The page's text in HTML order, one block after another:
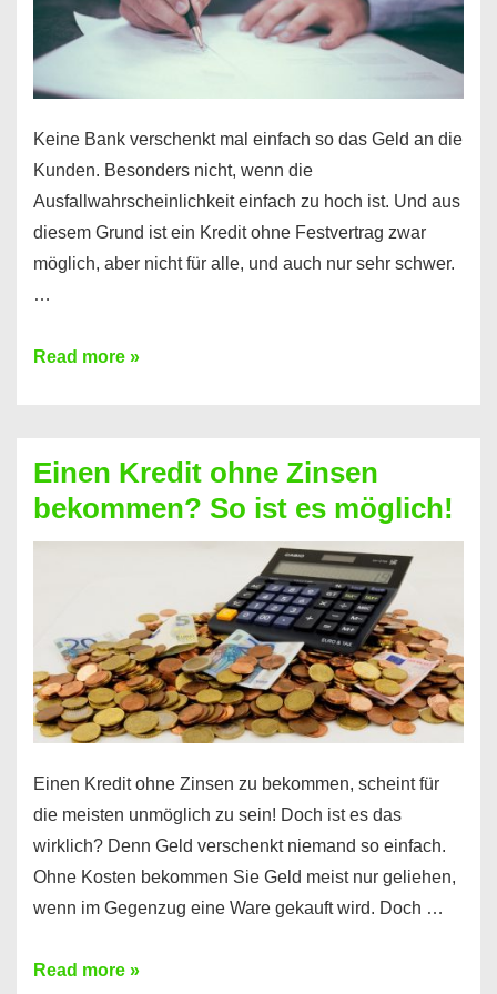
möglich!
Keine Bank verschenkt mal einfach so das Geld an die
Kunden. Besonders nicht, wenn die
Ausfallwahrscheinlichkeit einfach zu hoch ist. Und aus
diesem Grund ist ein Kredit ohne Festvertrag zwar
möglich, aber nicht für alle, und auch nur sehr schwer.
…
Ist
Festvertrag
für
jeden
erfahren
Sie
es
Read more »
Einen Kredit ohne Zinsen
bekommen? So ist es möglich!
Einen Kredit ohne Zinsen zu bekommen, scheint für
die meisten unmöglich zu sein! Doch ist es das
wirklich? Denn Geld verschenkt niemand so einfach.
Ohne Kosten bekommen Sie Geld meist nur geliehen,
wenn im Gegenzug eine Ware gekauft wird. Doch …
Einen
Read more »